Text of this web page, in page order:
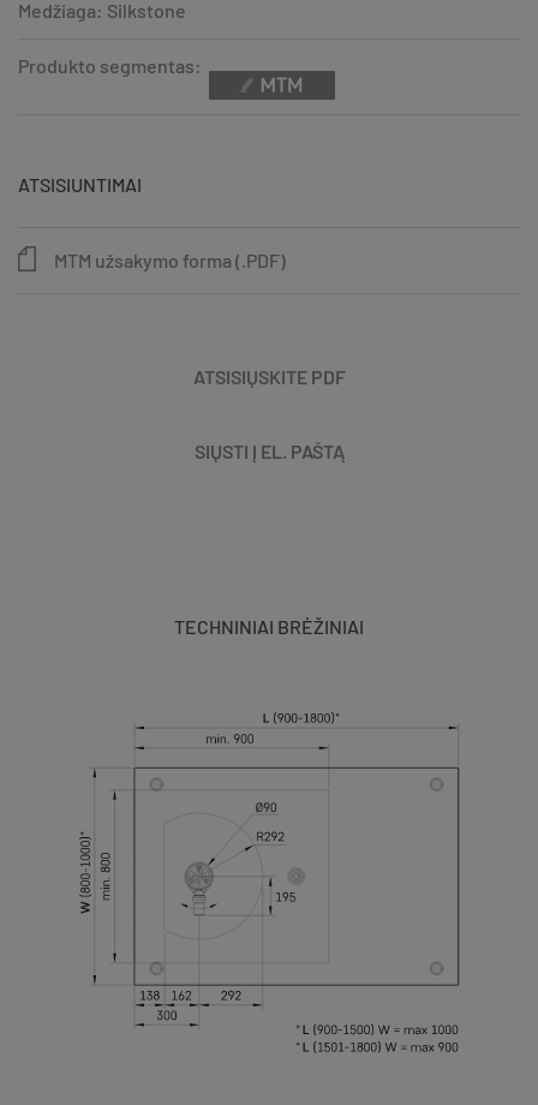
Medžiaga: Silkstone
Produkto segmentas:
ATSISIUNTIMAI
MTM užsakymo forma (.PDF)
ATSISIŲSKITE PDF
SIŲSTI Į EL. PAŠTĄ
TECHNINIAI BRĖŽINIAI